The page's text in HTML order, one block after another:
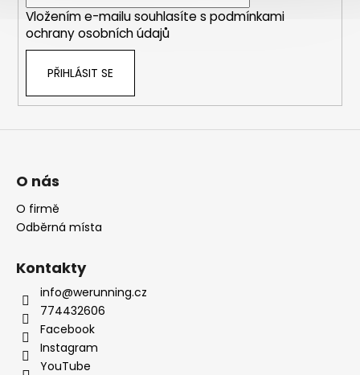
Vložením e-mailu souhlasíte spodmínkami
ochrany osobních údajů
PŘIHLÁSIT SE
O nás
O firmě
Odběrná místa
Kontakty
info@werunning.cz
774432606
Facebook
Instagram
YouTube